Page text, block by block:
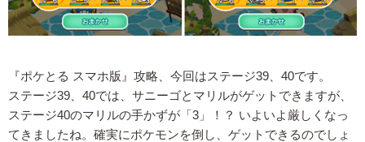
『ポケとる スマホ版』攻略、今回はステージ39、40です。
ステージ39、40では、サニーゴとマリルがゲットできますが、
ステージ40のマリルの手かずが「3」！？ いよいよ厳しくなっ
てきましたね。確実にポケモンを倒し、ゲットできるのでしょ